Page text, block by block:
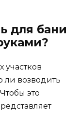
для бани
участков
ли возводить
это